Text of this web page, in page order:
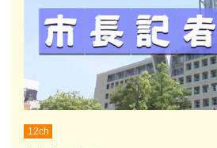
12ch